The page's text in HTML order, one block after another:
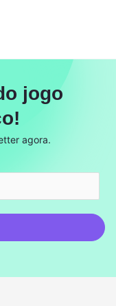
jogo
agora.